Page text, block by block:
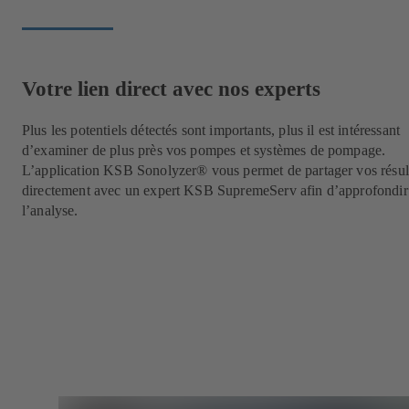
Votre lien direct avec nos experts
Plus les potentiels détectés sont importants, plus il est intéressant
d’examiner de plus près vos pompes et systèmes de pompage.
L’application KSB Sonolyzer® vous permet de partager vos
directement avec un expert KSB SupremeServ afin d’approfondir
l’analyse.